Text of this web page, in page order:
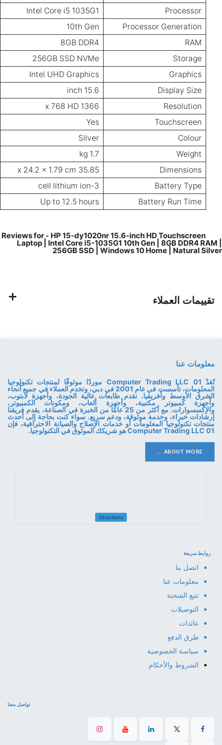
Processor
Intel Core i5 1035G1
Processor Generation
10th Gen
RAM
8GB DDR4
Storage
256GB SSD NVMe
Graphics
Intel UHD Graphics
Display Size
15.6 inch
Resolution
1366 x 768 HD
Touchscreen
Yes
Colour
Silver
Weight
1.7 kg
Dimensions
35.85 x 24.2 x 1.79 cm
Battery Type
3-cell lithium ion
Battery Run Time
Up to 12.5 hours
- HP 15-dy1020nr 15.6-inch HD Touchscreen
Laptop | Intel Core i5-1035G1 10th Gen | 8GB DDR4 RAM |
256GB SSD | Windows 10 Home | Natural Silver
تقييمات العملاء
معلومات عنا
تُعَدّ 01 Computer Trading LLC موردًا موثوقًا لمنتجات تكنولوجيا
المعلومات، تأسست في عام 2001 في دبي، وتخدم العملاء في جميع أنحاء
الشرق الأوسط وأفريقيا. نقدم طابعات عالية الجودة، وأجهزة لابتوب،
وأجهزة كمبيوتر مكتبية، وأجهزة ألعاب، ومكونات الكمبيوتر،
والإكسسوارات. مع أكثر من 25 عامًا من الخبرة في الصناعة، يقدم فريقنا
إرشادات خبراء، وخدمة موثوقة، ودعم سريع. سواء كنت بحاجة إلى أحدث
منتجات تكنولوجيا المعلومات أو خدمات الإصلاح والصيانة الاحترافية، فإن
01 Computer Trading LLC هو شريكك الموثوق في التكنولوجيا.
ABOUT MORE ...
Directions
روابط سريعة
اتصل بنا
معلومات عنا
تتبع الشحنة
التوصيلات
عائدات
طرق الدفع
سياسة الخصوصية
الشروط والأحكام
تواصل معنا